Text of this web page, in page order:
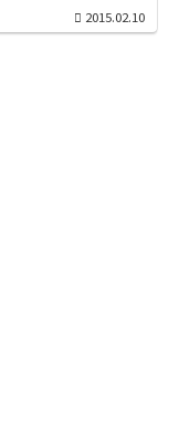
2015.02.10